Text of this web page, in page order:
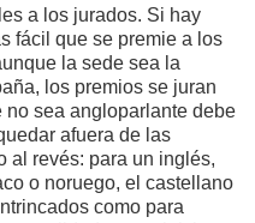
a los jurados. Si hay
fácil que se premie a los
la sede sea la
los premios se juran
sea angloparlante debe
afuera de las
al revés: para un inglés,
o noruego, el castellano
como para